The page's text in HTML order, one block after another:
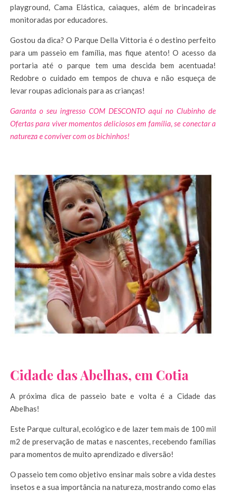
playground, Cama Elástica, caiaques, além de brincadeiras
monitoradas por educadores.
Gostou da dica? O Parque Della Vittoria é o destino perfeito
para um passeio em família, mas fique atento! O acesso da
portaria até o parque tem uma descida bem acentuada!
Redobre o cuidado em tempos de chuva e não esqueça de
levar roupas adicionais para as crianças!
Garanta o seu ingresso COM DESCONTO aqui no Clubinho de
Ofertas para viver momentos deliciosos em família, se conectar a
natureza e conviver com os bichinhos!
Cidade das Abelhas, em Cotia
A próxima dica de passeio bate e volta é a Cidade das
Abelhas!
Este Parque cultural, ecológico e de lazer tem mais de 100 mil
m2 de preservação de matas e nascentes, recebendo famílias
para momentos de muito aprendizado e diversão!
O passeio tem como objetivo ensinar mais sobre a vida destes
insetos e a sua importância na natureza, mostrando como elas